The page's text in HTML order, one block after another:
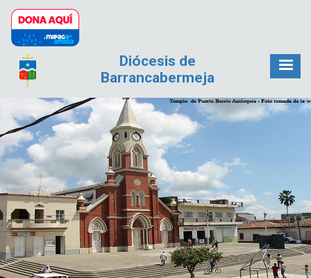
Pasar al contenido principal
Diócesis de
Barrancabermeja